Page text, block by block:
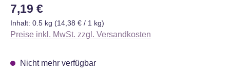
Regulärer Preis:
7,19 €
Inhalt: 0.5 kg (14,38 € / 1 kg)
Preise inkl. MwSt. zzgl. Versandkosten
Nicht mehr verfügbar